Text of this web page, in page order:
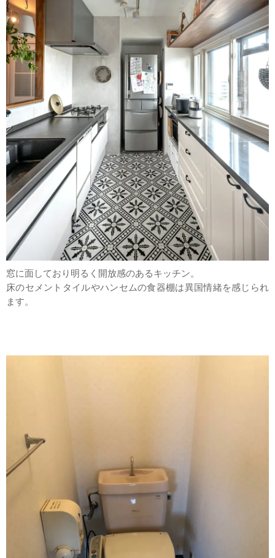
窓に面しており明るく開放感のあるキッチン。
床のセメントタイルやハンセムの食器棚は異国情緒を感じられ
ます。